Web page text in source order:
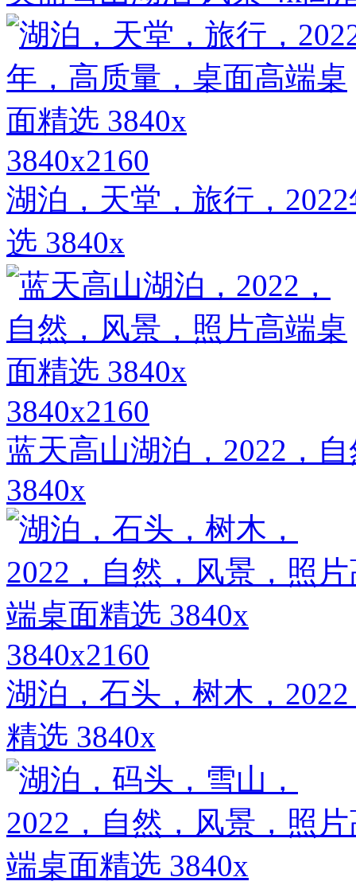
3840x2160
湖泊，天堂，旅行，
选 3840x
3840x2160
蓝天高山湖泊，2022，
3840x
3840x2160
湖泊，石头，树木，
精选 3840x